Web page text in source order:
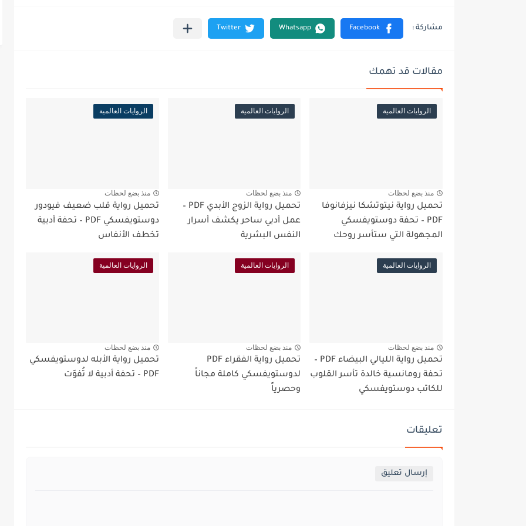
مقالات قد تهمك
الروايات العالمية
منذ بضع لحظات
تحميل رواية نيتوتشكا نيزفانوفا
PDF – تحفة دوستويفسكي
المجهولة التي ستأسر روحك
الروايات العالمية
منذ بضع لحظات
تحميل رواية الزوج الأبدي PDF –
عمل أدبي ساحر يكشف أسرار
النفس البشرية
الروايات العالمية
منذ بضع لحظات
تحميل رواية قلب ضعيف فيودور
دوستويفسكي PDF – تحفة أدبية
تخطف الأنفاس
الروايات العالمية
منذ بضع لحظات
تحميل رواية الليالي البيضاء PDF –
تحفة رومانسية خالدة تأسر القلوب
للكاتب دوستويفسكي
الروايات العالمية
منذ بضع لحظات
تحميل رواية الفقراء PDF
لدوستويفسكي كاملة مجاناً
وحصرياً
الروايات العالمية
منذ بضع لحظات
تحميل رواية الأبله لدوستويفسكي
PDF – تحفة أدبية لا تُفوّت
تعليقات
إرسال تعليق